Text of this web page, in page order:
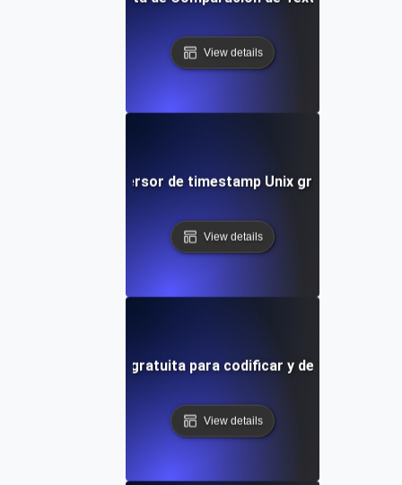
View details
Conversor de timestamp Unix gratuito
View details
Herramienta gratuita para codificar y decodificar
View details